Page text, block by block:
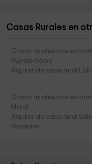
Casas Rurales en
Casas rurales con
Puy-de-Dôme
Alquiler de casa rural
Casas rurales con
Murol
Alquiler de casa rural
Nectaire